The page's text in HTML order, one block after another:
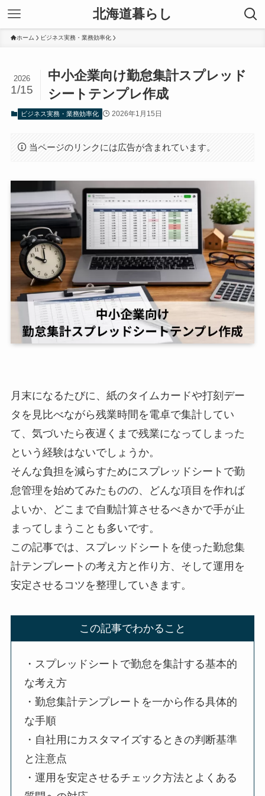
北海道暮らし
ホーム ビジネス実務・業務効率化
中小企業向け勤怠集計スプレッド
シートテンプレ作成
2026
1/15
ビジネス実務・業務効率化 2026年1月15日
当ページのリンクには広告が含まれています。
月末になるたびに、紙のタイムカードや打刻デー
タを見比べながら残業時間を電卓で集計してい
て、気づいたら夜遅くまで残業になってしまった
という経験はないでしょうか。
そんな負担を減らすためにスプレッドシートで勤
怠管理を始めてみたものの、どんな項目を作れば
よいか、どこまで自動計算させるべきかで手が止
まってしまうことも多いです。
この記事では、スプレッドシートを使った勤怠集
計テンプレートの考え方と作り方、そして運用を
安定させるコツを整理していきます。
この記事でわかること
・スプレッドシートで勤怠を集計する基本的
な考え方
・勤怠集計テンプレートを一から作る具体的
な手順
・自社用にカスタマイズするときの判断基準
と注意点
・運用を安定させるチェック方法とよくある